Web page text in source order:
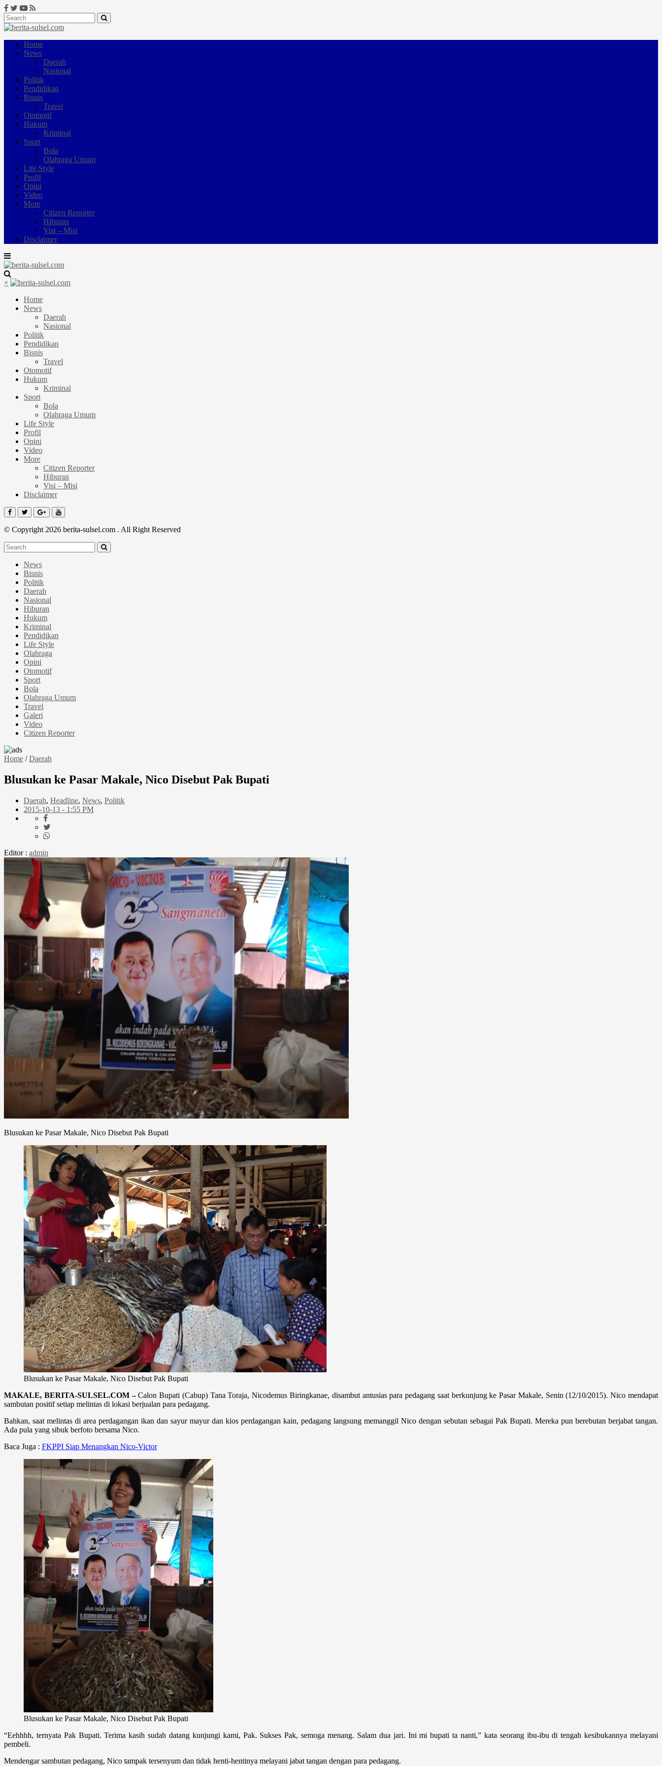
Home
News
Daerah
Nasional
Politik
Pendidikan
Bisnis
Travel
Otomotif
Hukum
Kriminal
Sport
Bola
Olahraga Umum
Life Style
Profil
Opini
Video
More
Citizen Reporter
Hiburan
Visi – Misi
Disclaimer
×
Home
News
Daerah
Nasional
Politik
Pendidikan
Bisnis
Travel
Otomotif
Hukum
Kriminal
Sport
Bola
Olahraga Umum
Life Style
Profil
Opini
Video
More
Citizen Reporter
Hiburan
Visi – Misi
Disclaimer
© Copyright 2026 berita-sulsel.com . All Right Reserved
News
Bisnis
Politik
Daerah
Nasional
Hiburan
Hukum
Kriminal
Pendidikan
Life Style
Olahraga
Opini
Otomotif
Sport
Bola
Olahraga Umum
Travel
Galeri
Video
Citizen Reporter
Home /Daerah
Blusukan ke Pasar Makale, Nico Disebut Pak Bupati
Daerah, Headline, News, Politik
2015-10-13 - 1:55 PM
Editor : admin
Blusukan ke Pasar Makale, Nico Disebut Pak Bupati
Blusukan ke Pasar Makale, Nico Disebut Pak Bupati
MAKALE, BERITA-SULSEL.COM –Calon Bupati (Cabup) Tana Toraja, Nicodemus Biringkanae, disambut antusias para pedagang saat berkunjung ke Pasar Makale, Senin (12/10/2015). Nico mendapat
sambutan positif setiap melintas di lokasi berjualan para pedagang.
Bahkan, saat melintas di area perdagangan ikan dan sayur mayur dan kios perdagangan kain, pedagang langsung memanggil Nico dengan sebutan sebagai Pak Bupati. Mereka pun berebutan berjabat tangan.
Ada pula yang sibuk berfoto bersama Nico.
Baca Juga : FKPPI Siap Menangkan Nico-Victor
Blusukan ke Pasar Makale, Nico Disebut Pak Bupati
“Eehhhh, ternyata Pak Bupati. Terima kasih sudah datang kunjungi kami, Pak. Sukses Pak, semoga menang. Salam dua jari. Ini mi bupati ta nanti,” kata seorang ibu-ibu di tengah kesibukannya melayani
pembeli.
Mendengar sambutan pedagang, Nico tampak tersenyum dan tidak henti-hentinya melayani jabat tangan dengan para pedagang.